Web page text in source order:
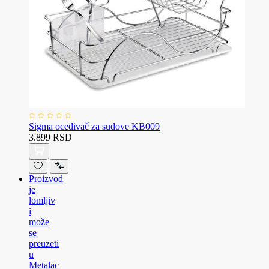
Sigma oceđivač za sudove KB009
3.899 RSD
Proizvod
je
lomljiv
i
može
se
preuzeti
u
Metalac